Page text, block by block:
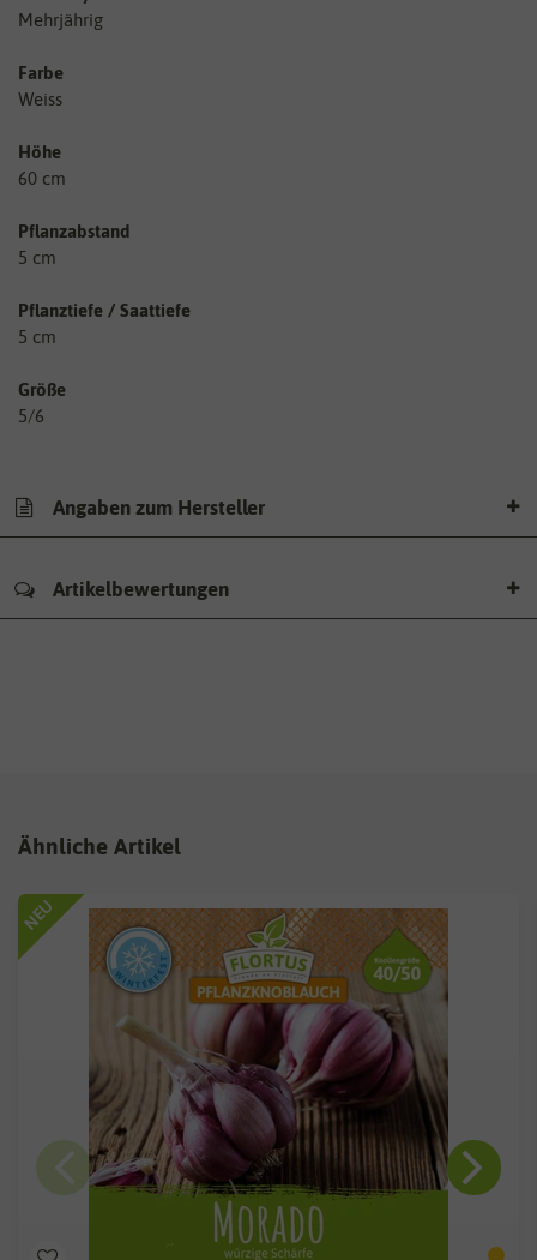
Mehrjährig
Farbe
Weiss
Höhe
60 cm
Pflanzabstand
5 cm
Pflanztiefe / Saattiefe
5 cm
Größe
5/6
Angaben zum Hersteller
Artikelbewertungen
Ähnliche Artikel
NEU